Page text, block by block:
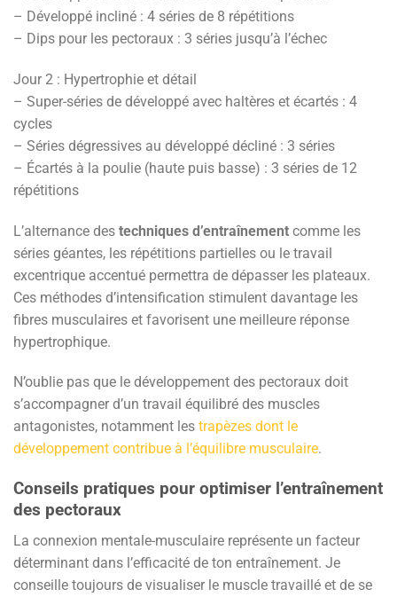
– Développé incliné : 4 séries de 8 répétitions
– Dips pour les pectoraux : 3 séries jusqu’à l’échec
Jour 2 : Hypertrophie et détail
– Super-séries de développé avec haltères et écartés : 4
cycles
– Séries dégressives au développé décliné : 3 séries
– Écartés à la poulie (haute puis basse) : 3 séries de 12
répétitions
L’alternance des techniques d’entraînement comme les
séries géantes, les répétitions partielles ou le travail
excentrique accentué permettra de dépasser les plateaux.
Ces méthodes d’intensification stimulent davantage les
fibres musculaires et favorisent une meilleure réponse
hypertrophique.
N’oublie pas que le développement des pectoraux doit
s’accompagner d’un travail équilibré des muscles
antagonistes, notamment les trapèzes dont le
développement contribue à l’équilibre musculaire.
Conseils pratiques pour optimiser l’entraînement
des pectoraux
La connexion mentale-musculaire représente un facteur
déterminant dans l’efficacité de ton entraînement. Je
conseille toujours de visualiser le muscle travaillé et de se